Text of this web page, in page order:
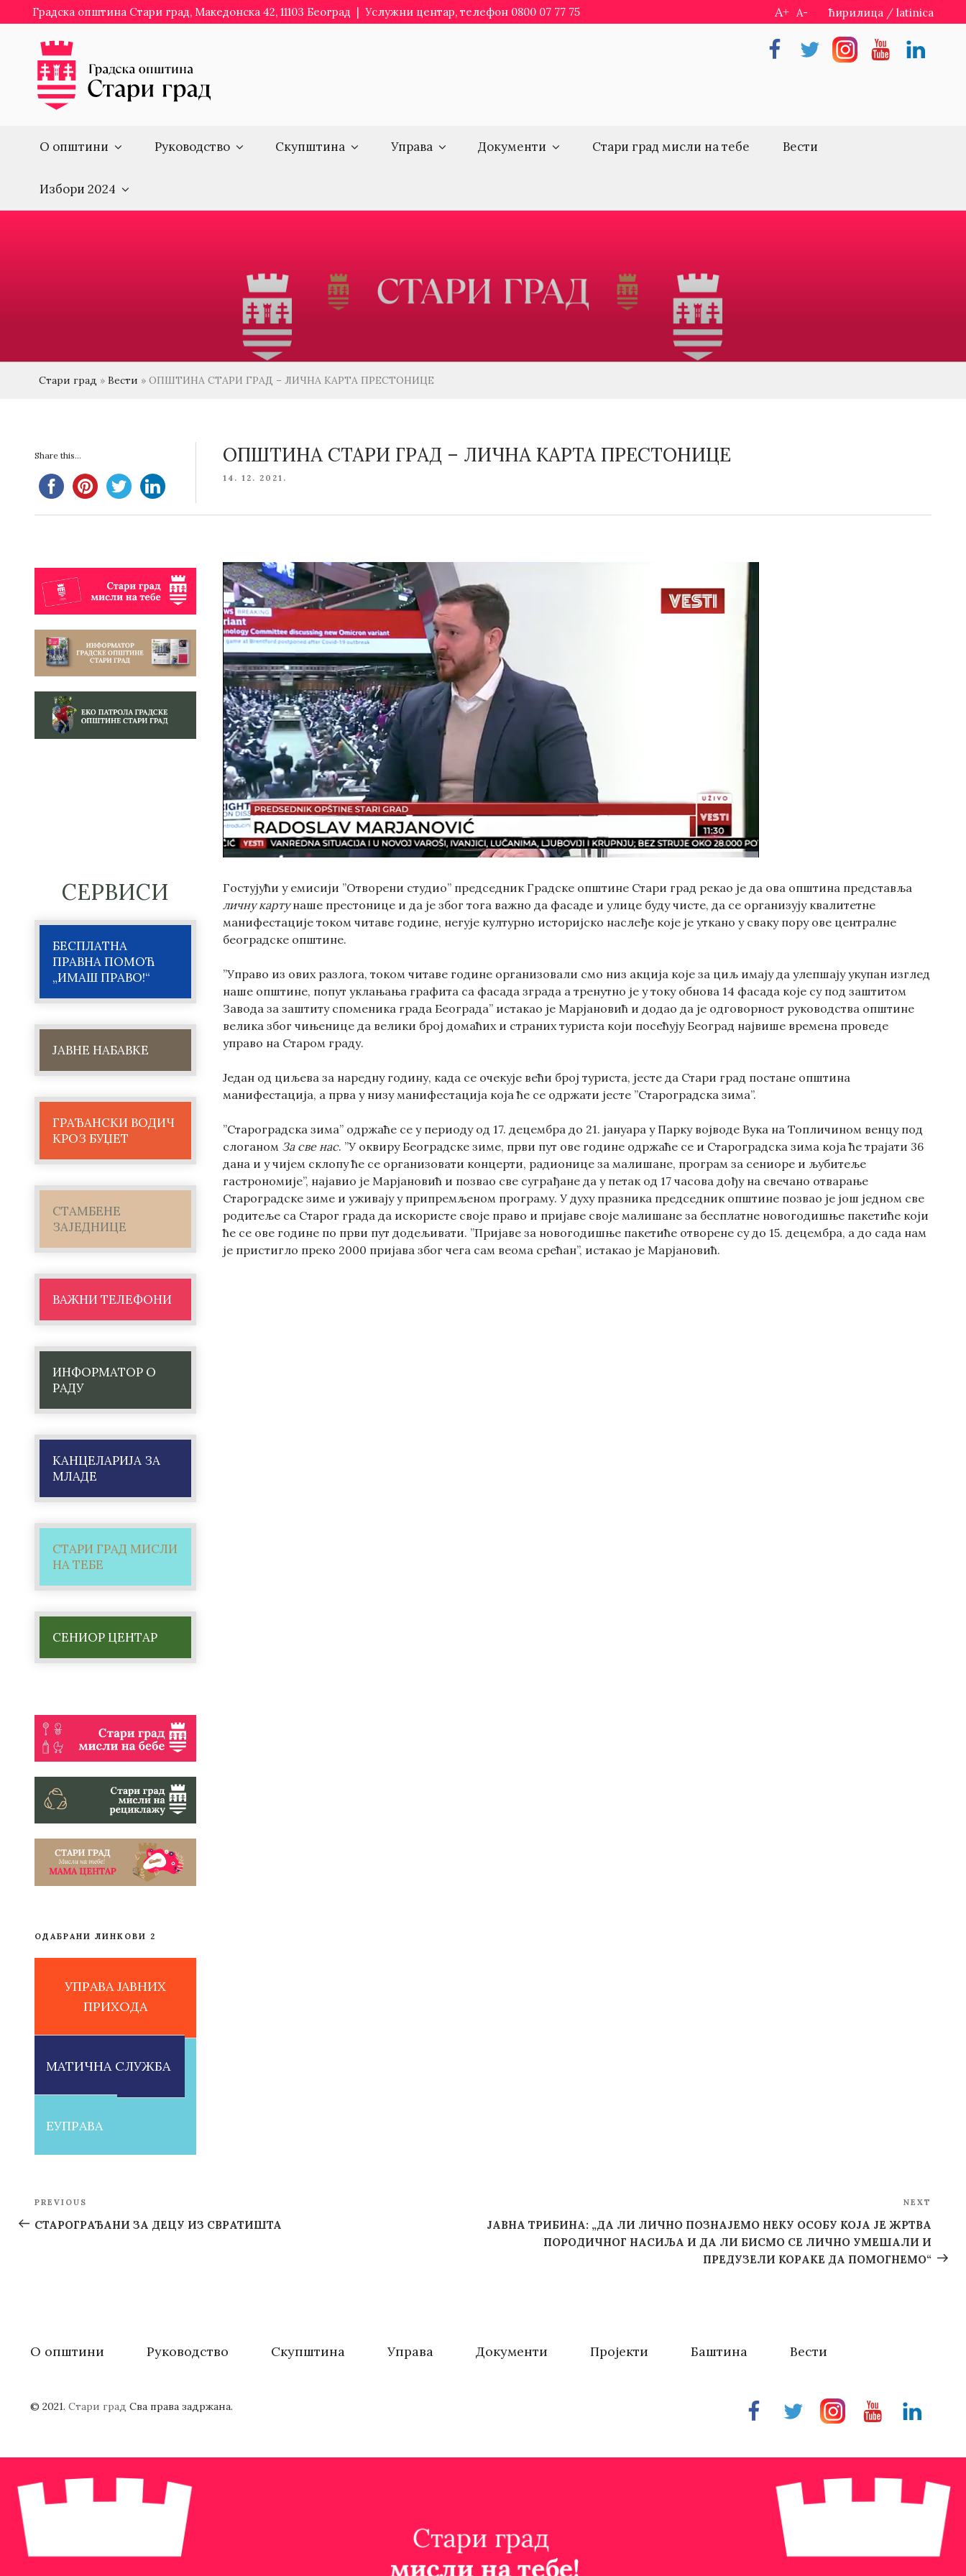
to
content
Градска општина Стари град, Македонска 42, 11103 Београд | Услужни центар, телефон 0800 07 77 75 A+ A- ћирилица / latinica
FacebookTwitterInstragramYoutubeLinkedin
О општини Руководство Скупштина Управа Документи Стари град мисли на тебе Вести
Избори 2024
Стари град » Вести » ОПШТИНА СТАРИ ГРАД – ЛИЧНА КАРТА ПРЕСТОНИЦЕ
Share this... ОПШТИНА СТАРИ ГРАД – ЛИЧНА КАРТА ПРЕСТОНИЦЕ
POSTED
14. 12. 2021.
СЕРВИСИ
БЕСПЛАТНА
ПРАВНА ПОМОЋ
„ИМАШ ПРАВО!“
ЈАВНЕ НАБАВКЕ
ГРАЂАНСКИ ВОДИЧ
КРОЗ БУЏЕТ
СТАМБЕНЕ
ЗАЈЕДНИЦЕ
ВАЖНИ ТЕЛЕФОНИ
ИНФОРМАТОР О
РАДУ
КАНЦЕЛАРИЈА ЗА
МЛАДЕ
СТАРИ ГРАД МИСЛИ
НА ТЕБЕ
СЕНИОР ЦЕНТАР
ОДАБРАНИ ЛИНКОВИ 2
УПРАВА ЈАВНИХ
ПРИХОДА
МАТИЧНА СЛУЖБА
ЕУПРАВА
Гостујући у емисији ”Отворени студио” председник Градске општине Стари град рекао је да ова општина представља
личну картунаше престонице и да је због тога важно да фасаде и улице буду чисте, да се организују квалитетне
манифестације током читаве године, негује културно историјско наслеђе које је уткано у сваку пору ове централне
београдске општине.
”Управо из ових разлога, током читаве године организовали смо низ акција које за циљ имају да улепшају укупан изглед
наше општине, попут уклањања графита са фасада зграда а тренутно је у току обнова 14 фасада које су под заштитом
Завода за заштиту споменика града Београда” истакао је Марјановић и додао да је одговорност руководства општине
велика због чињенице да велики број домаћих и страних туриста који посећују Београд највише времена проведе
управо на Старом граду.
Један од циљева за наредну годину, када се очекује већи број туриста, јесте да Стари град постане општина
манифестација, а прва у низу манифестација која ће се одржати јесте ”Староградска зима”.
”Староградска зима” одржаће се у периоду од 17. децембра до 21. јануара у Парку војводе Вука на Топличином венцу под
слоганом За све нас. ”У оквиру Београдске зиме, први пут ове године одржаће се и Староградска зима која ће трајати 36
дана и у чијем склопу ће се организовати концерти, радионице за малишане, програм за сениоре и љубитеље
гастрономије”, најавио је Марјановић и позвао све суграђане да у петак од 17 часова дођу на свечано отварање
Староградске зиме и уживају у припремљеном програму. У духу празника председник општине позвао је још једном све
родитеље са Старог града да искористе своје право и пријаве своје малишане за бесплатне новогодишње пакетиће који
ће се ове године по први пут додељивати. ”Пријаве за новогодишње пакетиће отворене су до 15. децембра, а до сада нам
је пристигло преко 2000 пријава због чега сам веома срећан”, истакао је Марјановић.
Post
navigation
Previous
Post
PREVIOUS
СТАРОГРАЂАНИ ЗА ДЕЦУ ИЗ СВРАТИШТА
NEXT
JАВНА ТРИБИНА: „ДА ЛИ ЛИЧНО ПОЗНАЈЕМО НЕКУ ОСОБУ КОЈА ЈЕ ЖРТВА
ПОРОДИЧНОГ НАСИЉА И ДА ЛИ БИСМО СЕ ЛИЧНО УМЕШАЛИ И
ПРЕДУЗЕЛИ КОРАКЕ ДА ПОМОГНЕМО“
О општини Руководство Скупштина Управа Документи Пројекти Баштина Вести
FacebookTwitterInstragramYoutubeLinkedin
© 2021. Стари град Сва права задржана.